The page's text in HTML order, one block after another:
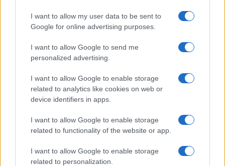
I want to allow my user data to be sent to
Google for online advertising purposes.
I want to allow Google to send me
personalized advertising.
I want to allow Google to enable storage
related to analytics like cookies on web or
device identifiers in apps.
I want to allow Google to enable storage
related to functionality of the website or app.
I want to allow Google to enable storage
related to personalization.